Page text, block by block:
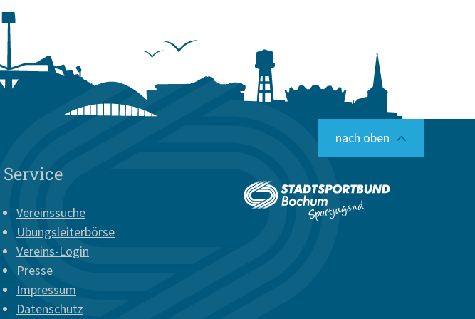
nach oben
Service
Vereinssuche
Übungsleiterbörse
Vereins-Login
Presse
Impressum
Datenschutz